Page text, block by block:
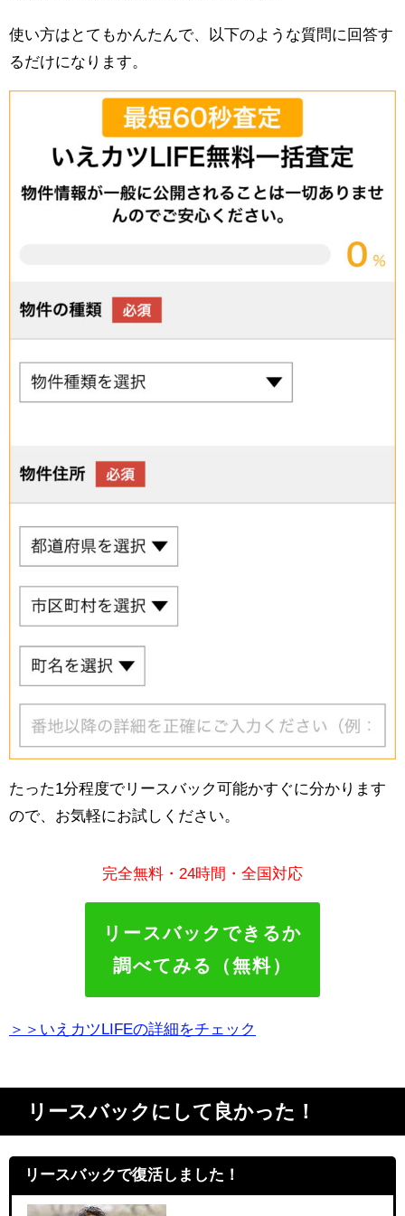
使い方はとてもかんたんで、以下のような質問に回答す
るだけになります。
たった1分程度でリースバック可能かすぐに分かります
ので、お気軽にお試しください。
完全無料・24時間・全国対応
リースバックできるか
調べてみる（無料）
＞＞いえカツLIFEの詳細をチェック
リースバックにして良かった！
リースバックで復活しました！